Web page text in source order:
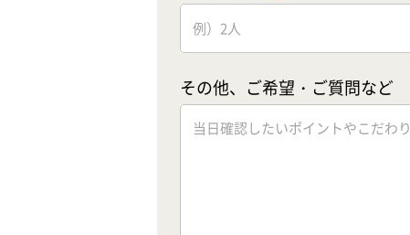
その他、ご希望・ご質問など